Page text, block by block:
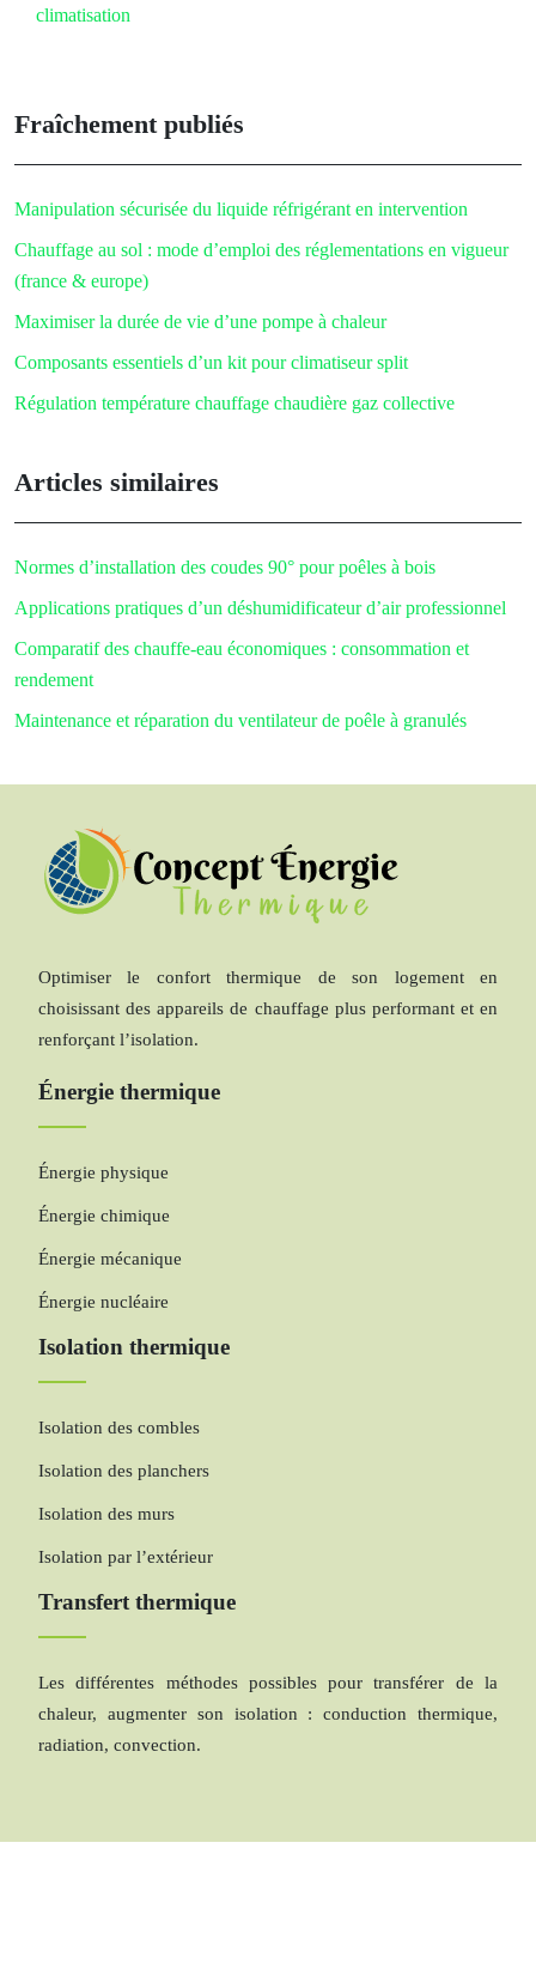
climatisation
Fraîchement publiés
Manipulation sécurisée du liquide réfrigérant en intervention
Chauffage au sol : mode d’emploi des réglementations en vigueur
(france & europe)
Maximiser la durée de vie d’une pompe à chaleur
Composants essentiels d’un kit pour climatiseur split
Régulation température chauffage chaudière gaz collective
Articles similaires
Normes d’installation des coudes 90° pour poêles à bois
Applications pratiques d’un déshumidificateur d’air professionnel
Comparatif des chauffe-eau économiques : consommation et
rendement
Maintenance et réparation du ventilateur de poêle à granulés
Optimiser le confort thermique de son logement en
choisissant des appareils de chauffage plus performant et en
renforçant l’isolation.
Énergie thermique
Énergie physique
Énergie chimique
Énergie mécanique
Énergie nucléaire
Isolation thermique
Isolation des combles
Isolation des planchers
Isolation des murs
Isolation par l’extérieur
Transfert thermique
Les différentes méthodes possibles pour transférer de la
chaleur, augmenter son isolation : conduction thermique,
radiation, convection.